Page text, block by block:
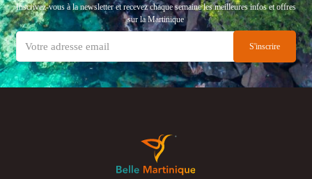
Inscrivez-vous à la newsletter et recevez chaque semaine les meilleures infos et offres
sur la Martinique